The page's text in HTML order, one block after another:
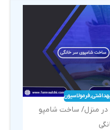
,فرمولاسیون
منزل/ ساخت شامپو